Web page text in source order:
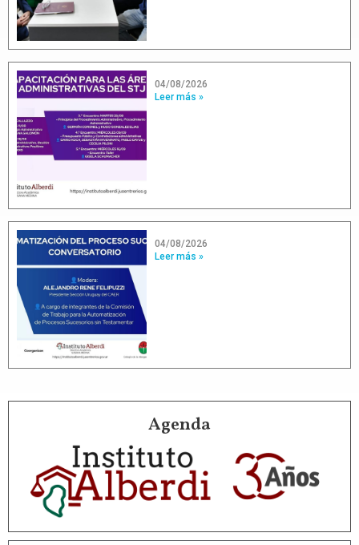
04/08/2026
Leer más »
04/08/2026
Leer más »
Agenda